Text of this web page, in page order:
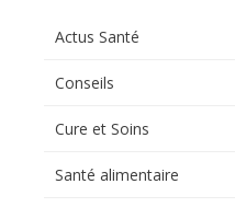
Actus Santé
Conseils
Cure et Soins
Santé alimentaire